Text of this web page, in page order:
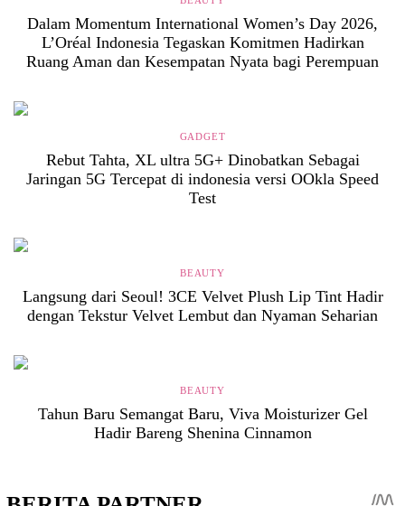
Dalam Momentum International Women’s Day 2026,
L’Oréal Indonesia Tegaskan Komitmen Hadirkan
Ruang Aman dan Kesempatan Nyata bagi Perempuan
GADGET
Rebut Tahta, XL ultra 5G+ Dinobatkan Sebagai
Jaringan 5G Tercepat di indonesia versi OOkla Speed
Test
BEAUTY
Langsung dari Seoul! 3CE Velvet Plush Lip Tint Hadir
dengan Tekstur Velvet Lembut dan Nyaman Seharian
BEAUTY
Tahun Baru Semangat Baru, Viva Moisturizer Gel
Hadir Bareng Shenina Cinnamon